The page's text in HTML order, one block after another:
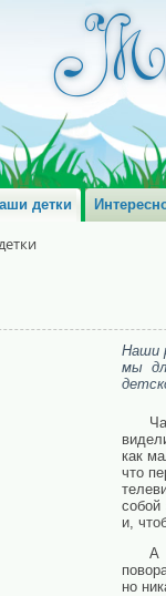
детки
Наши
мы
как
что
собой
и,
А
но